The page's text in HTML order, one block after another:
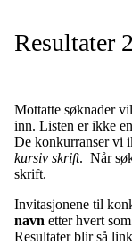
Resultater
Mottatte søknader
inn. Listen er ikke
De konkurranser vi
kursiv skrift. Når
skrift.
Invitasjonene til
navn etter hvert
Resultater blir så